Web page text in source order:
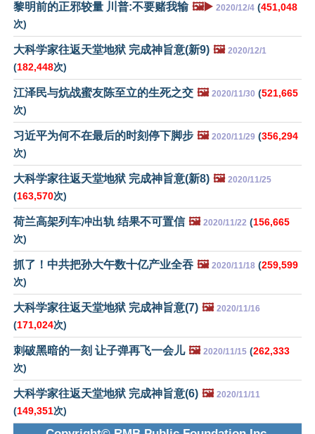
黎明前的正邪较量 川普:不要赌我输 🖼️▶️ 2020/12/4 (451,048
次)
大科学家往返天堂地狱 完成神旨意(新9) 🖼️ 2020/12/1
(182,448次)
江泽民与炕战蜜友陈至立的生死之交 🖼️ 2020/11/30 (521,665
次)
习近平为何不在最后的时刻停下脚步 🖼️ 2020/11/29 (356,294
次)
大科学家往返天堂地狱 完成神旨意(新8) 🖼️ 2020/11/25
(163,570次)
荷兰高架列车冲出轨 结果不可置信 🖼️ 2020/11/22 (156,665
次)
抓了！中共把孙大午数十亿产业全吞 🖼️ 2020/11/18 (259,599
次)
大科学家往返天堂地狱 完成神旨意(7) 🖼️ 2020/11/16
(171,024次)
刺破黑暗的一刻 让子弹再飞一会儿 🖼️ 2020/11/15 (262,333
次)
大科学家往返天堂地狱 完成神旨意(6) 🖼️ 2020/11/11
(149,351次)